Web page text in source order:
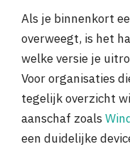
Als je binnenkort
overweegt, is het
welke versie je
Voor organisaties
tegelijk overzicht
aanschaf zoals
een duidelijke